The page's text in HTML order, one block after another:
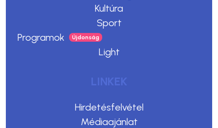
Kultúra
Sport
Programok
Light
LINKEK
Hirdetésfelvétel
Médiaajánlat